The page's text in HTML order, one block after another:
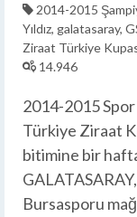
2014-2015
Yıldız, galatasaray,
Ziraat Türkiye
14.946
2014-2015
Türkiye Ziraat
bitimine bir
Bursasporu